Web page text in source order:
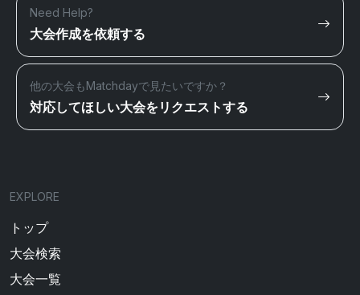
Need Help?
大会作成を依頼する
他の大会もMatchdayで見たいですか？
対応してほしい大会をリクエストする
EXPLORE
トップ
大会検索
大会一覧